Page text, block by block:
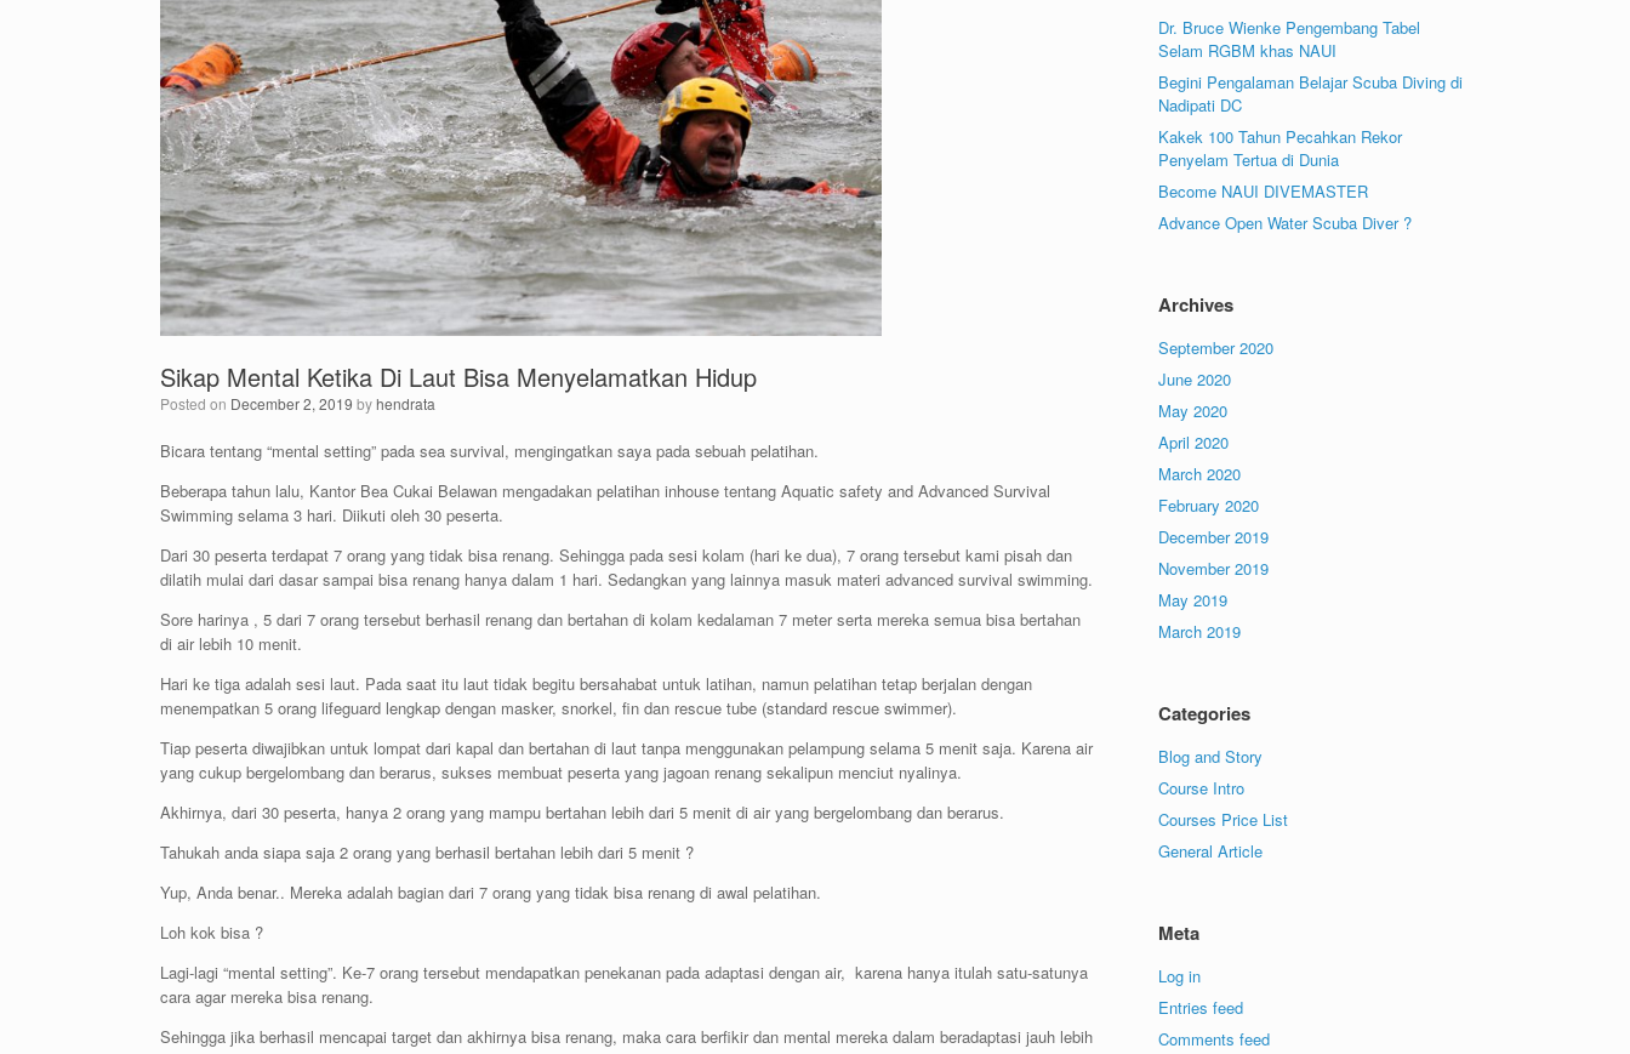
Sikap Mental Ketika Di Laut Bisa Menyelamatkan Hidup
Posted on December 2, 2019 byhendrata
Bicara tentang “mental setting” pada sea survival, mengingatkan saya pada sebuah pelatihan.
Beberapa tahun lalu, Kantor Bea Cukai Belawan mengadakan pelatihan inhouse tentang Aquatic safety and Advanced Survival
Swimming selama 3 hari. Diikuti oleh 30 peserta.
Dari 30 peserta terdapat 7 orang yang tidak bisa renang. Sehingga pada sesi kolam (hari ke dua), 7 orang tersebut kami pisah dan
dilatih mulai dari dasar sampai bisa renang hanya dalam 1 hari. Sedangkan yang lainnya masuk materi advanced survival swimming.
Sore harinya , 5 dari 7 orang tersebut berhasil renang dan bertahan di kolam kedalaman 7 meter serta mereka semua bisa bertahan
di air lebih 10 menit.
Hari ke tiga adalah sesi laut. Pada saat itu laut tidak begitu bersahabat untuk latihan, namun pelatihan tetap berjalan dengan
menempatkan 5 orang lifeguard lengkap dengan masker, snorkel, fin dan rescue tube (standard rescue swimmer).
Tiap peserta diwajibkan untuk lompat dari kapal dan bertahan di laut tanpa menggunakan pelampung selama 5 menit saja. Karena air
yang cukup bergelombang dan berarus, sukses membuat peserta yang jagoan renang sekalipun menciut nyalinya.
Akhirnya, dari 30 peserta, hanya 2 orang yang mampu bertahan lebih dari 5 menit di air yang bergelombang dan berarus.
Tahukah anda siapa saja 2 orang yang berhasil bertahan lebih dari 5 menit ?
Yup, Anda benar.. Mereka adalah bagian dari 7 orang yang tidak bisa renang di awal pelatihan.
Loh kok bisa ?
Lagi-lagi “mental setting”. Ke-7 orang tersebut mendapatkan penekanan pada adaptasi dengan air, karena hanya itulah satu-satunya
cara agar mereka bisa renang.
Sehingga jika berhasil mencapai target dan akhirnya bisa renang, maka cara berfikir dan mental mereka dalam beradaptasi jauh lebih
Dr. Bruce Wienke Pengembang Tabel
Selam RGBM khas NAUI
Begini Pengalaman Belajar Scuba Diving di
Nadipati DC
Kakek 100 Tahun Pecahkan Rekor
Penyelam Tertua di Dunia
Become NAUI DIVEMASTER
Advance Open Water Scuba Diver ?
Archives
September 2020
June 2020
May 2020
April 2020
March 2020
February 2020
December 2019
November 2019
May 2019
March 2019
Categories
Blog and Story
Course Intro
Courses Price List
General Article
Meta
Log in
Entries feed
Comments feed